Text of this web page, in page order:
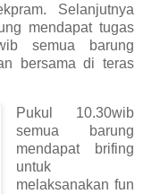
Selanjutnya
mendapat tugas
semua barung
bersama di teras
Pukul 10.30wib
semua barung
mendapat brifing
untuk
melaksanakan fun